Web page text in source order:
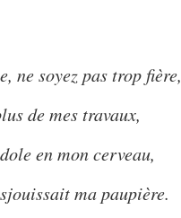
ne soyez pas trop fière,
de mes travaux,
en mon cerveau,
ma paupière.